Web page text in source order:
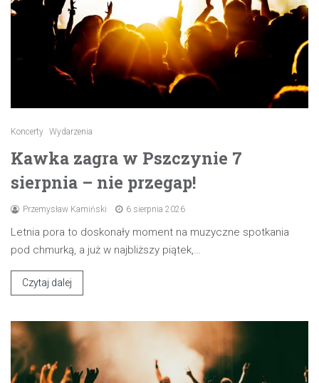
Koncerty Wydarzenia
Kawka zagra w Pszczynie 7
sierpnia – nie przegap!
Przemysław Kamiński 6 sierpnia 2026
Letnia pora to doskonały moment na muzyczne spotkania
pod chmurką, a już w najbliższy piątek,…
Czytaj dalej